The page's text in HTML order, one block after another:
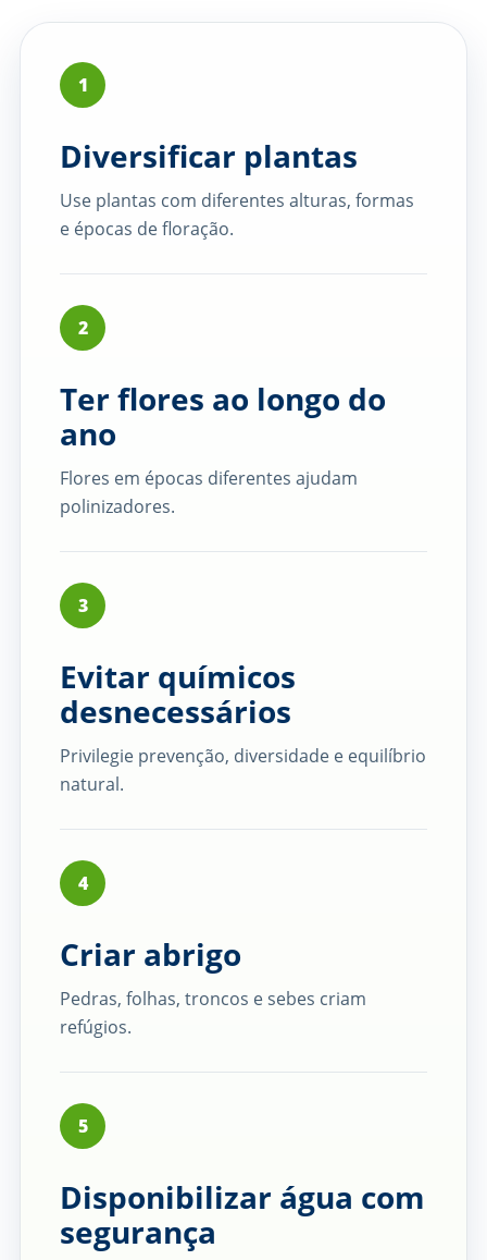
1
Diversificar plantas
Use plantas com diferentes alturas, formas
e épocas de floração.
2
Ter flores ao longo do
ano
Flores em épocas diferentes ajudam
polinizadores.
3
Evitar químicos
desnecessários
Privilegie prevenção, diversidade e equilíbrio
natural.
4
Criar abrigo
Pedras, folhas, troncos e sebes criam
refúgios.
5
Disponibilizar água com
segurança